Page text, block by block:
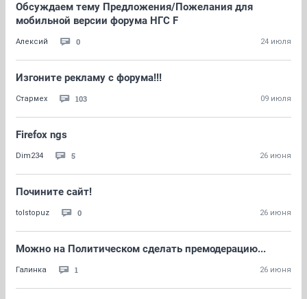
Обсуждаем тему Предложения/Пожелания для
мобильной версии форума НГС F
Алексий 0 24 июля
Изгоните рекламу с форума!!!
Стармех 103 09 июля
Firefox ngs
Dim234 5 26 июня
Почините сайт!
tolstopuz 0 26 июня
Можно на Политическом сделать премодерацию...
Галинка 1 26 июня